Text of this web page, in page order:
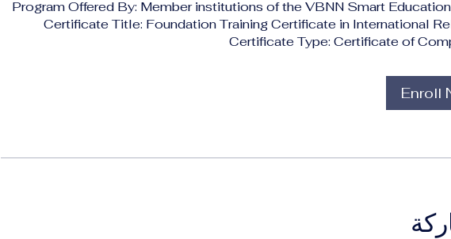
Program Offered By: Member institutions of the VBNN Smart
Certificate Title: Foundation Training Certificate in International
Certificate Type: Certificate of
Enroll